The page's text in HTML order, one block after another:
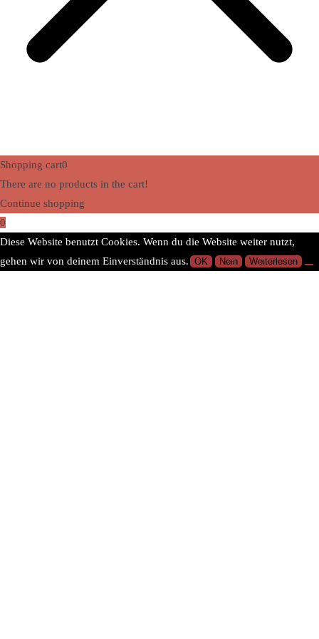
Shopping cart0
There are no products in the cart!
Continue shopping
0
Diese Website benutzt Cookies. Wenn du die Website weiter nutzt,
gehen wir von deinem Einverständnis aus. OK Nein Weiterlesen